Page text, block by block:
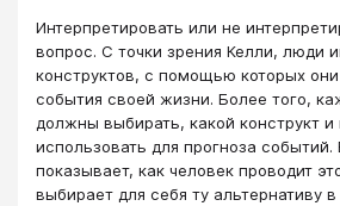
Интерпретировать или не
вопрос. С точки зрения Келли, люди
конструктов, с помощью которых
события своей жизни. Более того,
должны выбирать, какой конструкт и
использовать для прогноза
показывает, как человек проводит
выбирает для себя ту альтернативу